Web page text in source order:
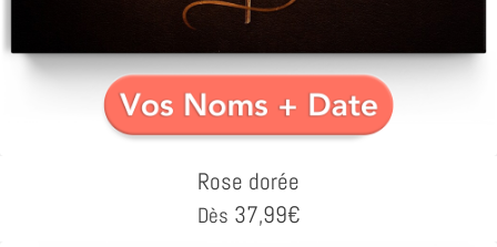
Rose dorée
Dès 37,99€